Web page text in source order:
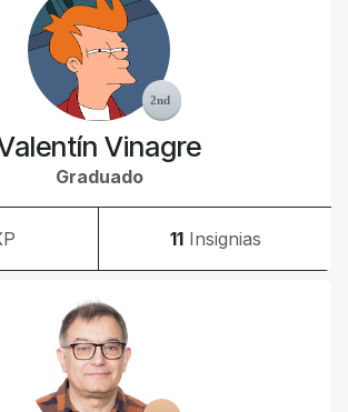
Vinagre
Graduado
11 Insignias